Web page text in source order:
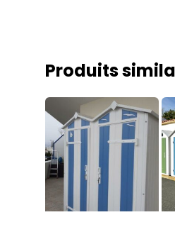
Produits